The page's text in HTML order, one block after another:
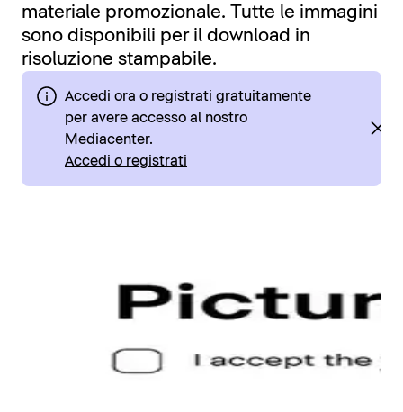
materiale promozionale. Tutte le immagini
sono disponibili per il download in
risoluzione stampabile.
Accedi ora o registrati gratuitamente
per avere accesso al nostro
Mediacenter.
Accedi o registrati